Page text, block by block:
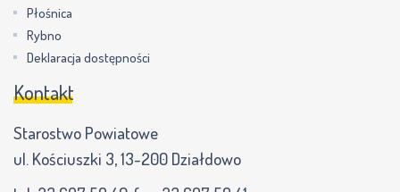
Płośnica
Rybno
Deklaracja dostępności
Kontakt
Starostwo Powiatowe
ul. Kościuszki 3, 13-200 Działdowo